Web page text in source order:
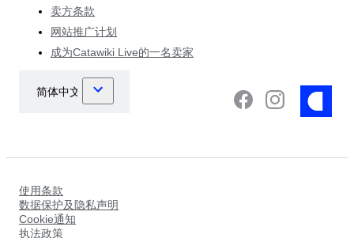
卖方条款
网站推广计划
成为Catawiki Live的一名卖家
使用条款
数据保护及隐私声明
Cookie通知
执法政策